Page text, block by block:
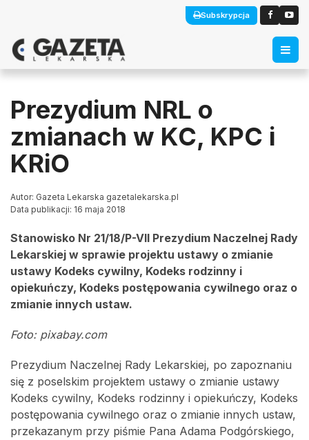
Subskrypcja
Prezydium NRL o
zmianach w KC, KPC i
KRiO
Autor: Gazeta Lekarska gazetalekarska.pl
Data publikacji: 16 maja 2018
Stanowisko Nr 21/18/P-VII Prezydium Naczelnej Rady
Lekarskiej w sprawie projektu ustawy o zmianie
ustawy Kodeks cywilny, Kodeks rodzinny i
opiekuńczy, Kodeks postępowania cywilnego oraz o
zmianie innych ustaw.
Foto: pixabay.com
Prezydium Naczelnej Rady Lekarskiej, po zapoznaniu
się z poselskim projektem ustawy o zmianie ustawy
Kodeks cywilny, Kodeks rodzinny i opiekuńczy, Kodeks
postępowania cywilnego oraz o zmianie innych ustaw,
przekazanym przy piśmie Pana Adama Podgórskiego,